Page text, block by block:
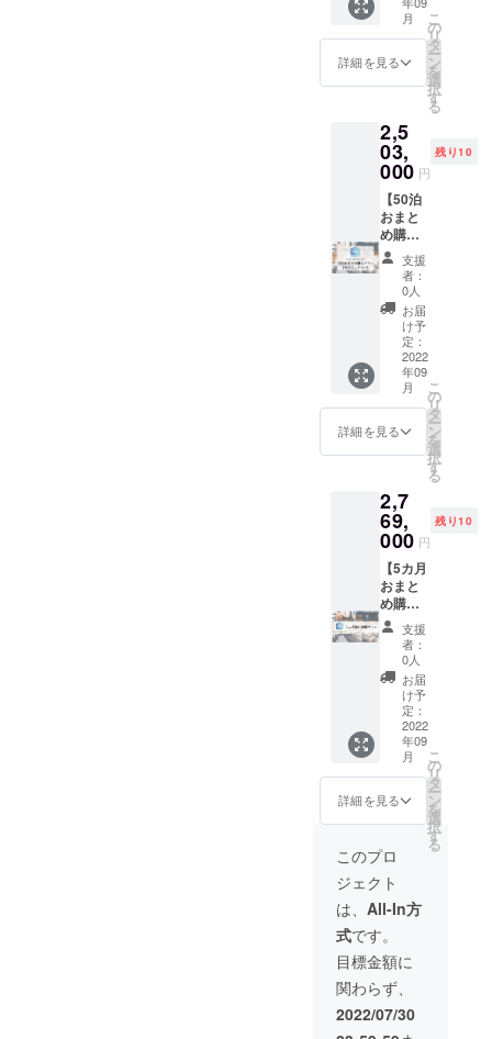
況によ
りご希
望日に
ご予約
いただ
けない
ござい
ます。
宿泊希
望日が
お決ま
りにな
りまし
たらお
早めに
ご連絡
くださ
い。
●那覇
ビーチ
サイド
ホテル
※※1支援
につ
則1名様
が対象
となり
ます。
ホテル
によっ
ては2名
宿泊で
きる場
合もあ
るの
で、必
要な場
合はお
問い合
わせく
ださ
い。 ※
客室タ
イプに
て、ホ
テルカ
テゴリ
が変わ
るた
め、宿
泊申し
込み時
にお問
い合わ
せくだ
さい。
※客室の
空き状
況によ
りご希
望日に
ご予約
いただ
けない
場合が
ござい
ます。
宿泊希
望日が
お決ま
りにな
りまし
たらお
早めに
ご連絡
利用可
能なエ
リア：
北海
道・東
京・石
阪・京
都・福
岡・沖
縄 ご利
用可能
期間：
2023年
12月31
日まで
【宿泊
可能な
施設】
●lyf
Tenjin
Fukuok
●HOTE
L
LITTLE
BIRD
ASAKU
SA ●イ
ビス大
阪梅田
●那覇
ビーチ
サイド
ホテル
●シタ
ディー
ンなん
ば大阪
●ラン
ドーホ
テル札
幌ス
イーツ
●シタ
ディー
ン京都
烏丸五
条 ●
ガーデ
ンホテ
ル金沢
●浅草橋
ベルモ
ントホ
テル ●
ラン
ドーホ
宿泊日
数の設
定があ
るお部
屋がご
ざいま
別途ご
案内致
しま
す。 利
用可能
ホテル
数：23
利用可
能なお
部屋の
種類
数：103
利用可
能なエ
リア：
北海
道・東
京・石
川・大
阪・京
岡・沖
縄 ご利
用可能
期間：
2023年
12月31
日まで
【宿泊
可能な
施設】
●フレイ
ザース
イート
赤坂東
京 ●シ
ディー
ンセン
トラル
新宿東
京
●VILLA
KOSHI
DO
KOTONI
●ラン
ドーレ
ジデン
スすす
きのス
イーツ
ダード
プラン
該当の
お部屋
が半年
間（180
まり放
題とな
りま
す。 ※
連泊・1
泊ずつ
分けて
のご利
用いず
れも可
能で
す。 一
部最低
宿泊日
数の設
定があ
るお部
屋がご
ざいま
すので
案内致
しま
す。 利
用可能
ホテル
数：15
利用可
能なお
部屋の
種類
数：61
利用可
能なエ
リア：
北海
道・東
京・石
川・大
阪・京
都・福
岡・沖
縄 【宿
泊可能
な施
設】
●lyf
Tenjin
Fukuok
a
●HOTE
L
月
詳細を見る
こ
の
リ
タ
ー
ン
を
選
択
す
る
2,5
03,
000 円
残り10
【50泊
おまと
め購入
プラ
ン：ラ
グジュ
ア
リー】
CAMPF
IRE限定
ラグ
ジュア
リープ
ラン該
当のお
部屋の
お好き
なお部
屋に50
泊宿泊
してい
ただけ
ます。
※連泊・
1泊ずつ
分けて
のご利
用いず
れも可
能で
す。 一
部最低
宿泊日
数の設
定があ
るお部
屋がご
ざいま
すので
別途ご
案内致
しま
す。 利
用可能
ホテル
数：28
利用可
支援
者：
0人
お届
け予
定：
2022
年09
月
詳細を見る
こ
の
リ
タ
ー
ン
を
選
択
す
る
2,7
69,
000 円
残り10
【5カ月
おまと
め購入
プラ
ン：プ
レミア
ム】
CAMPF
IRE限定
プレミ
アムプ
ラン該
当のお
部屋の
中から
お好き
なお部
屋に150
泊宿泊
してい
ただけ
ます。
※連泊・
1泊ずつ
分けて
のご利
用いず
支援
者：
0人
お届
け予
定：
2022
年09
月
詳細を見る
こ
の
リ
タ
ー
ン
を
選
択
す
る
このプロ
ジェクト
は、 All-In方
式です。
目標金額に
関わらず、
2022/07/30